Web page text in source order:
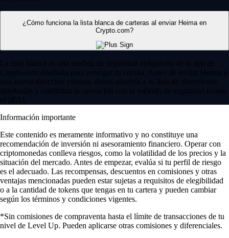
¿Cómo funciona la lista blanca de carteras al enviar Heima en
Crypto.com?
La lista blanca es una medida de seguridad obligatoria de la app de
Crypto.com diseñada para proteger tu cuenta. Antes de enviar Heima a
una nueva dirección externa, debes añadirla a tu lista de direcciones
aprobadas y confirmar la operación con tu método de seguridad (como
el 2FA).
Información importante
Este contenido es meramente informativo y no constituye una
recomendación de inversión ni asesoramiento financiero. Operar con
criptomonedas conlleva riesgos, como la volatilidad de los precios y la
situación del mercado. Antes de empezar, evalúa si tu perfil de riesgo
es el adecuado. Las recompensas, descuentos en comisiones y otras
ventajas mencionadas pueden estar sujetas a requisitos de elegibilidad
o a la cantidad de tokens que tengas en tu cartera y pueden cambiar
según los términos y condiciones vigentes.
*Sin comisiones de compraventa hasta el límite de transacciones de tu
nivel de Level Up. Pueden aplicarse otras comisiones y diferenciales.